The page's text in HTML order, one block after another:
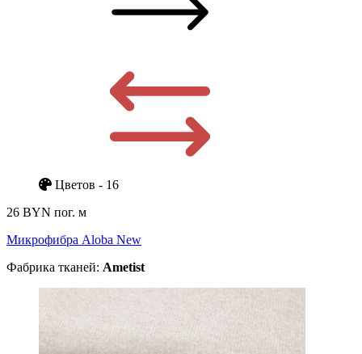
Цветов - 16
26 BYN пог. м
Микрофибра Aloba New
Фабрика тканей: Ametist